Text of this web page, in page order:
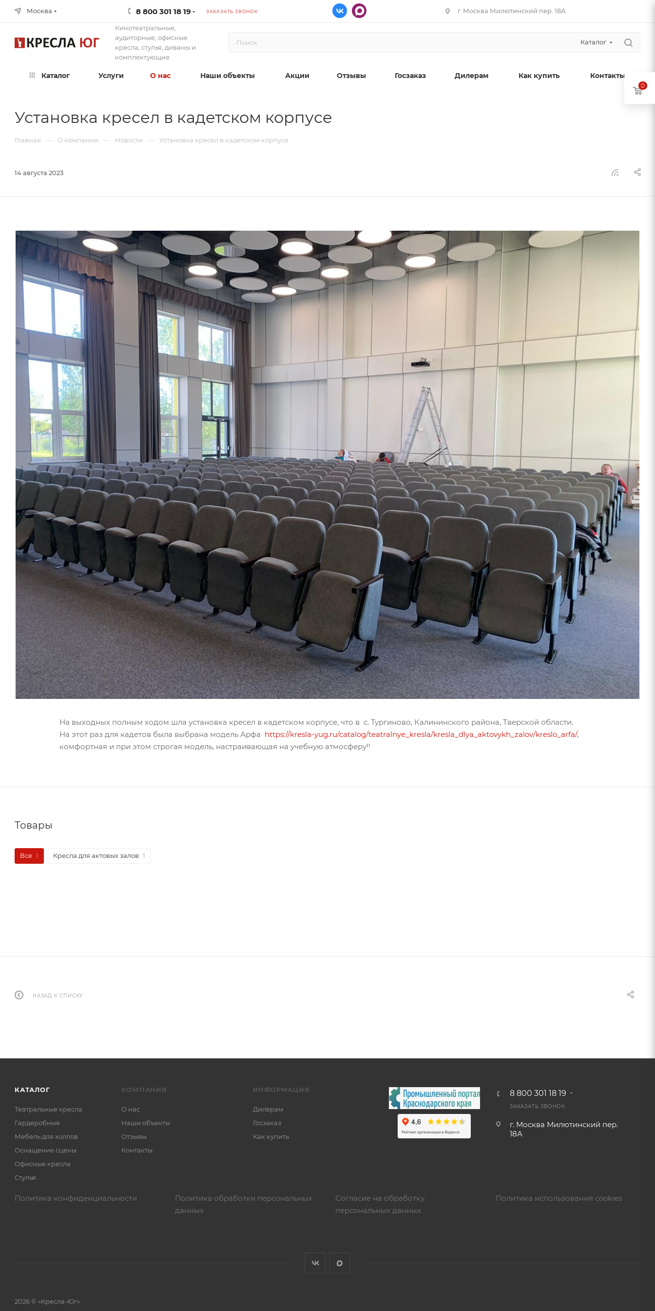
Москва 8 800 301 18 19 ЗАКАЗАТЬ ЗВОНОК г. Москва Милютинский пер. 18А
Кинотеатральные,
аудиторные, офисные
кресла, стулья, диваны и
комплектующие
Каталог
Каталог Услуги О нас Наши объекты Акции Отзывы Госзаказ Дилерам Как купить Контакты
Установка кресел в кадетском корпусе
Главная — О компании — Новости — Установка кресел в кадетском корпусе
14 августа 2023
На выходных полным ходом шла установка кресел в кадетском корпусе, что в с. Тургиново, Калининского района, Тверской области.
На этот раз для кадетов была выбрана модель Арфа https://kresla-yug.ru/catalog/teatralnye_kresla/kresla_dlya_aktovykh_zalov/kres­lo_arfa/,
комфортная и при этом строгая модель, настраивающая на учебную атмосферу!!
Товары
Все 1 Кресла для актовых залов 1
НАЗАД К СПИСКУ
КАТАЛОГ
Театральные кресла
Гардеробные
Мебель для холлов
Оснащение сцены
Офисные кресла
Стулья
КОМПАНИЯ
О нас
Наши объекты
Отзывы
Контакты
ИНФОРМАЦИЯ
Дилерам
Госзаказ
Как купить
8 800 301 18 19
ЗАКАЗАТЬ ЗВОНОК
г. Москва Милютинский пер.
18А
Политика конфиденциальности
Политика обработки персональных
данных
Согласие на обработку
персональных данных
Политика использования cookies
2026 © «Кресла-Юг»
0